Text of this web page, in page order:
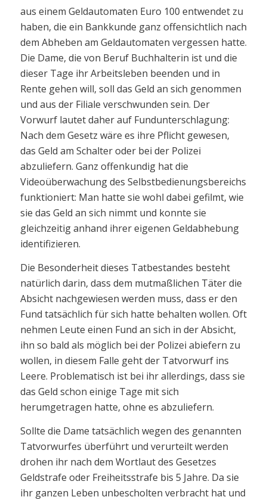
aus einem Geldautomaten Euro 100 entwendet zu
haben, die ein Bankkunde ganz offensichtlich nach
dem Abheben am Geldautomaten vergessen hatte.
Die Dame, die von Beruf Buchhalterin ist und die
dieser Tage ihr Arbeitsleben beenden und in
Rente gehen will, soll das Geld an sich genommen
und aus der Filiale verschwunden sein. Der
Vorwurf lautet daher auf Fundunterschlagung:
Nach dem Gesetz wäre es ihre Pflicht gewesen,
das Geld am Schalter oder bei der Polizei
abzuliefern. Ganz offenkundig hat die
Videoüberwachung des Selbstbedienungsbereichs
funktioniert: Man hatte sie wohl dabei gefilmt, wie
sie das Geld an sich nimmt und konnte sie
gleichzeitig anhand ihrer eigenen Geldabhebung
identifizieren.
Die Besonderheit dieses Tatbestandes besteht
natürlich darin, dass dem mutmaßlichen Täter die
Absicht nachgewiesen werden muss, dass er den
Fund tatsächlich für sich hatte behalten wollen. Oft
nehmen Leute einen Fund an sich in der Absicht,
ihn so bald als möglich bei der Polizei abiefern zu
wollen, in diesem Falle geht der Tatvorwurf ins
Leere. Problematisch ist bei ihr allerdings, dass sie
das Geld schon einige Tage mit sich
herumgetragen hatte, ohne es abzuliefern.
Sollte die Dame tatsächlich wegen des genannten
Tatvorwurfes überführt und verurteilt werden
drohen ihr nach dem Wortlaut des Gesetzes
Geldstrafe oder Freiheitsstrafe bis 5 Jahre. Da sie
ihr ganzen Leben unbescholten verbracht hat und